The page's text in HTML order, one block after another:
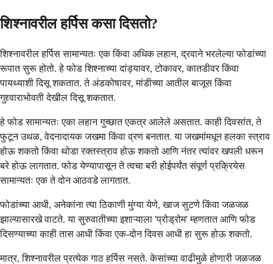
शिश्नावरील हर्पिस कसा दिसतो?
शिश्नावरील हर्पिस सामान्यतः एक किंवा अधिक लहान, द्रवाने भरलेल्या फोडांच्या
रूपात सुरू होतो. हे फोड शिश्नाच्या दांड्यावर, टोकावर, कातडीवर किंवा
पायथ्याशी दिसू शकतात. ते अंडकोषावर, मांडीच्या आतील बाजूस किंवा
गुद्द्वाराभोवती देखील दिसू शकतात.
हे फोड सामान्यतः एका लहान गुच्छात एकत्र आलेले असतात. काही दिवसांत, ते
फुटून उथळ, वेदनादायक जखमा किंवा व्रण बनतात. या जखमांमधून हलका स्त्राव
होऊ शकतो किंवा थोडा रक्तस्त्राव होऊ शकतो आणि नंतर त्यांवर खपली धरून
बरे होऊ लागतात. फोड येण्यापासून ते त्वचा बरी होईपर्यंत संपूर्ण प्रक्रियेस
सामान्यतः एक ते दोन आठवडे लागतात.
फोडांच्या आधी, अनेकांना त्या ठिकाणी मुंग्या येणे, खाज सुटणे किंवा जळजळ
झाल्यासारखे वाटते. या सुरुवातीच्या इशाऱ्याला 'प्रोड्रोम' म्हणतात आणि फोड
दिसण्याच्या काही तास आधी किंवा एक-दोन दिवस आधी हा सुरू होऊ शकतो.
मात्र, शिश्नावरील प्रत्येक गाठ हर्पिस नसते. केसांच्या वाढीमुळे होणारी जळजळ